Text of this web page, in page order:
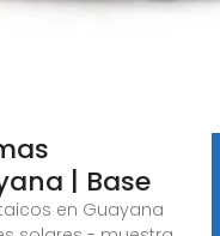
| Base
en Guayana